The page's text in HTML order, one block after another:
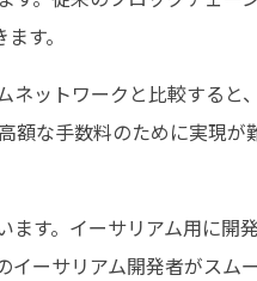
す。
ットワークと比較すると
額な手数料のために実現
す。イーサリアム用に開
ーサリアム開発者がスム